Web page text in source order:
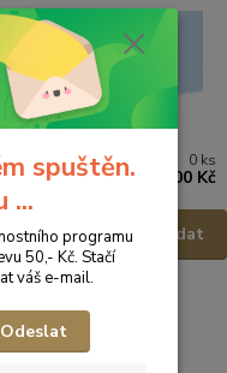
Hledat
0 ks
0,00 Kč
spuštěn.
...
programu
50,- Kč. Stačí
váš e-mail.
Odeslat